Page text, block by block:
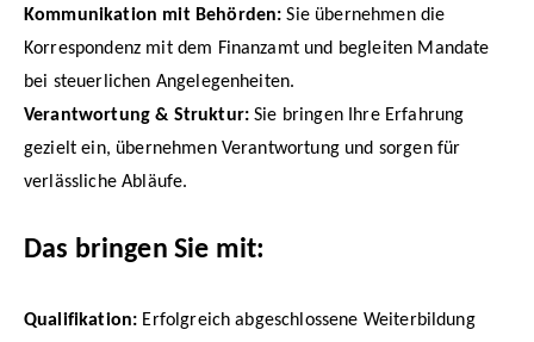
Kommunikation mit Behörden: Sie übernehmen die
Korrespondenz mit dem Finanzamt und begleiten Mandate
bei steuerlichen Angelegenheiten.
Verantwortung & Struktur: Sie bringen Ihre Erfahrung
gezielt ein, übernehmen Verantwortung und sorgen für
verlässliche Abläufe.
Das bringen Sie mit:
Qualifikation: Erfolgreich abgeschlossene Weiterbildung